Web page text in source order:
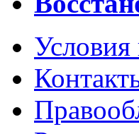
Условия